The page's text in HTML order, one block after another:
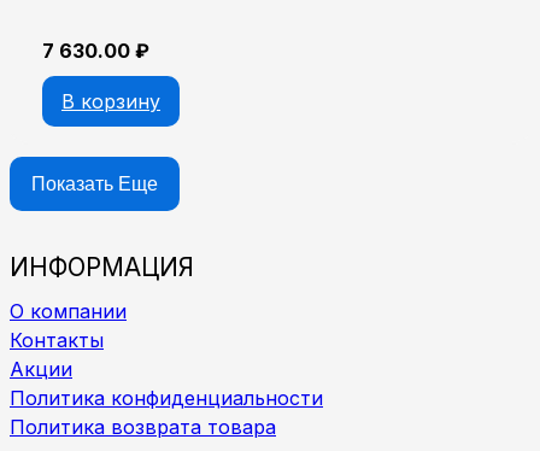
7 630.00 ₽
В корзину
Показать Еще
ИНФОРМАЦИЯ
О компании
Контакты
Акции
Политика конфиденциальности
Политика возврата товара